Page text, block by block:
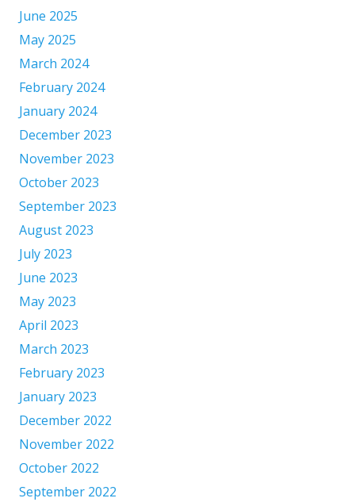
June 2025
May 2025
March 2024
February 2024
January 2024
December 2023
November 2023
October 2023
September 2023
August 2023
July 2023
June 2023
May 2023
April 2023
March 2023
February 2023
January 2023
December 2022
November 2022
October 2022
September 2022